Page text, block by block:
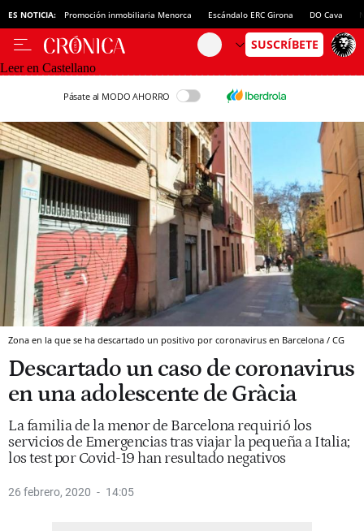
ES NOTICIA: Promoción inmobiliaria Menorca Escándalo ERC Girona DO Cava
Leer en Castellano
Pásate al MODO AHORRO
Zona en la que se ha descartado un positivo por coronavirus en Barcelona / CG
Descartado un caso de coronavirus
en una adolescente de Gràcia
La familia de la menor de Barcelona requirió los
servicios de Emergencias tras viajar la pequeña a Italia;
los test por Covid-19 han resultado negativos
26 febrero, 2020 14:05